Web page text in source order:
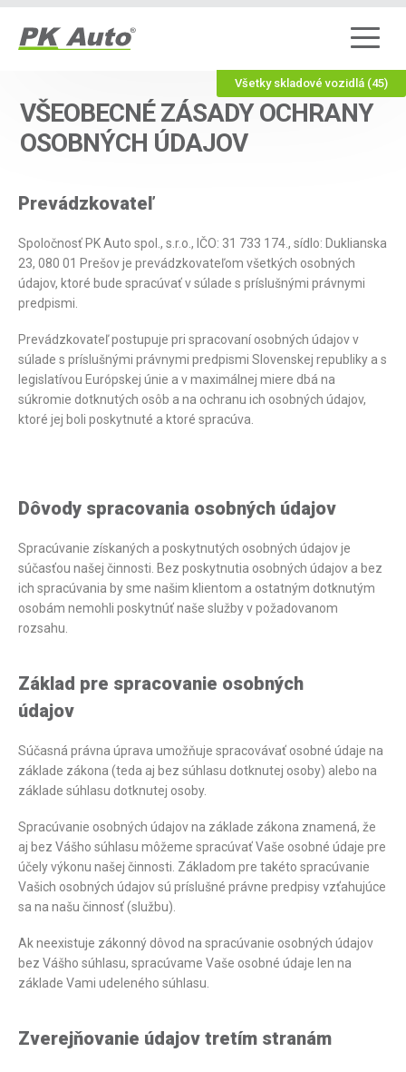
Všetky skladové vozidlá (45)
VŠEOBECNÉ ZÁSADY OCHRANY
OSOBNÝCH ÚDAJOV
Prevádzkovateľ
Spoločnosť PK Auto spol., s.r.o., IČO: 31 733 174., sídlo: Duklianska
23, 080 01 Prešov je prevádzkovateľom všetkých osobných
údajov, ktoré bude spracúvať v súlade s príslušnými právnymi
predpismi.
Prevádzkovateľ postupuje pri spracovaní osobných údajov v
súlade s príslušnými právnymi predpismi Slovenskej republiky a s
legislatívou Európskej únie a v maximálnej miere dbá na
súkromie dotknutých osôb a na ochranu ich osobných údajov,
ktoré jej boli poskytnuté a ktoré spracúva.
Dôvody spracovania osobných údajov
Spracúvanie získaných a poskytnutých osobných údajov je
súčasťou našej činnosti. Bez poskytnutia osobných údajov a bez
ich spracúvania by sme našim klientom a ostatným dotknutým
osobám nemohli poskytnúť naše služby v požadovanom
rozsahu.
Základ pre spracovanie osobných
údajov
Súčasná právna úprava umožňuje spracovávať osobné údaje na
základe zákona (teda aj bez súhlasu dotknutej osoby) alebo na
základe súhlasu dotknutej osoby.
Spracúvanie osobných údajov na základe zákona znamená, že
aj bez Vášho súhlasu môžeme spracúvať Vaše osobné údaje pre
účely výkonu našej činnosti. Základom pre takéto spracúvanie
Vašich osobných údajov sú príslušné právne predpisy vzťahujúce
sa na našu činnosť (službu).
Ak neexistuje zákonný dôvod na spracúvanie osobných údajov
bez Vášho súhlasu, spracúvame Vaše osobné údaje len na
základe Vami udeleného súhlasu.
Zverejňovanie údajov tretím stranám